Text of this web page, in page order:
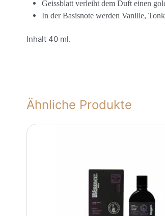
Geissblatt verleiht dem Duft einen
In der Basisnote werden Vanille,
Inhalt 40 ml.
Ähnliche Produkte